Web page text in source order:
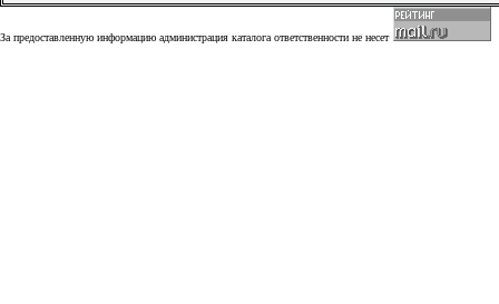
За предоставленную информацию администрация каталога ответственности не несет